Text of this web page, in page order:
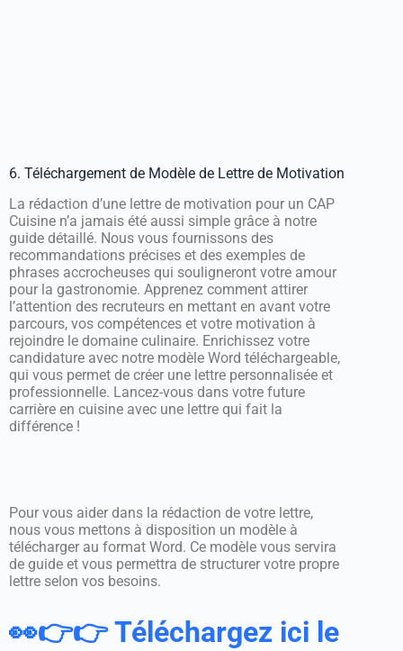
6. Téléchargement de Modèle de Lettre de Motivation
La rédaction d’une lettre de motivation pour un CAP
Cuisine n’a jamais été aussi simple grâce à notre
guide détaillé. Nous vous fournissons des
recommandations précises et des exemples de
phrases accrocheuses qui souligneront votre amour
pour la gastronomie. Apprenez comment attirer
l’attention des recruteurs en mettant en avant votre
parcours, vos compétences et votre motivation à
rejoindre le domaine culinaire. Enrichissez votre
candidature avec notre modèle Word téléchargeable,
qui vous permet de créer une lettre personnalisée et
professionnelle. Lancez-vous dans votre future
carrière en cuisine avec une lettre qui fait la
différence !
Pour vous aider dans la rédaction de votre lettre,
nous vous mettons à disposition un modèle à
télécharger au format Word. Ce modèle vous servira
de guide et vous permettra de structurer votre propre
lettre selon vos besoins.
👀👉👉 Téléchargez ici le